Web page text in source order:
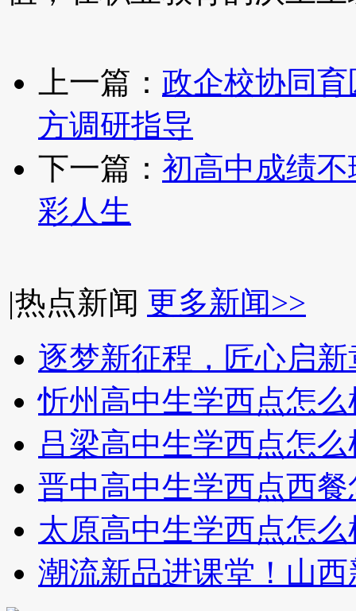
上一篇： 政企校协同
方调研指导
下一篇： 初高中成绩
彩人生
|热点新闻 更多新闻>>
逐梦新征程，匠心启新
忻州高中生学西点怎
吕梁高中生学西点怎
晋中高中生学西点西
太原高中生学西点怎
潮流新品进课堂！山